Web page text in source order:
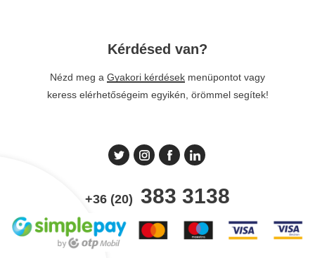
Kérdésed van?
Nézd meg a Gyakori kérdések menüpontot vagy
keress elérhetőségeim egyikén, örömmel segítek!
+36 (20) 383 3138